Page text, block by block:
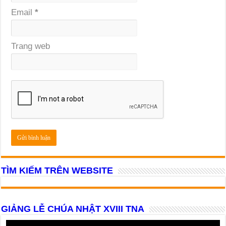
Email*
Trang web
TÌM KIẾM TRÊN WEBSITE
GIẢNG LỄ CHÚA NHẬT XVIII TNA